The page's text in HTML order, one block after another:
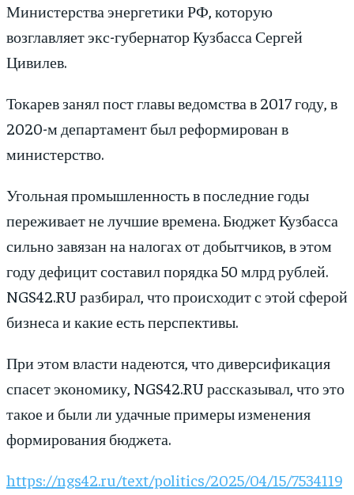
Министерства энергетики РФ, которую
возглавляет экс-губернатор Кузбасса Сергей
Цивилев.
Токарев занял пост главы ведомства в 2017 году, в
2020-м департамент был реформирован в
министерство.
Угольная промышленность в последние годы
переживает не лучшие времена. Бюджет Кузбасса
сильно завязан на налогах от добытчиков, в этом
году дефицит составил порядка 50 млрд рублей.
NGS42.RU разбирал, что происходит с этой сферой
бизнеса и какие есть перспективы.
При этом власти надеются, что диверсификация
спасет экономику, NGS42.RU рассказывал, что это
такое и были ли удачные примеры изменения
формирования бюджета.
https://ngs42.ru/text/politics/2025/04/15/7534119